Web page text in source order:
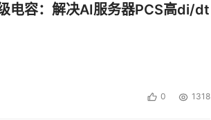
电容：解决AI服务器PCS高di/dt
0 1318